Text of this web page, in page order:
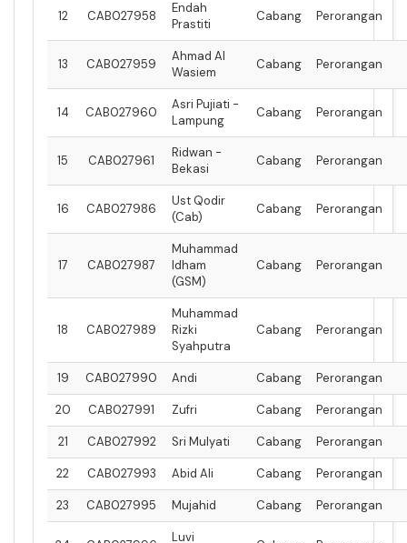
12 CAB027958
Endah
Prastiti
Cabang Perorangan
13 CAB027959
Ahmad Al
Wasiem
Cabang Perorangan
14 CAB027960
Asri Pujiati -
Lampung
Cabang Perorangan
15 CAB027961
Ridwan -
Bekasi
Cabang Perorangan
16 CAB027986
Ust Qodir
(Cab)
Cabang Perorangan
17 CAB027987
Muhammad
Idham
(GSM)
Cabang Perorangan
18 CAB027989
Muhammad
Rizki
Syahputra
Cabang Perorangan
19 CAB027990 Andi Cabang Perorangan
20 CAB027991 Zufri Cabang Perorangan
21 CAB027992 Sri Mulyati Cabang Perorangan
22 CAB027993 Abid Ali Cabang Perorangan
23 CAB027995 Mujahid Cabang Perorangan
Luvi